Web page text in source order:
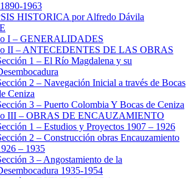
1963
HISTORICA por Alfredo Dávila
I – GENERALIDADES
II – ANTECEDENTES DE LAS OBRAS
1 – El Río Magdalena y su
2 – Navegación Inicial a través de Bocas
Ceniza
3 – Puerto Colombia Y Bocas de Ceniza
III – OBRAS DE ENCAUZAMIENTO
1 – Estudios y Proyectos 1907 – 1926
2 – Construcción obras Encauzamiento
– 1935
3 – Angostamiento de la
1935-1954